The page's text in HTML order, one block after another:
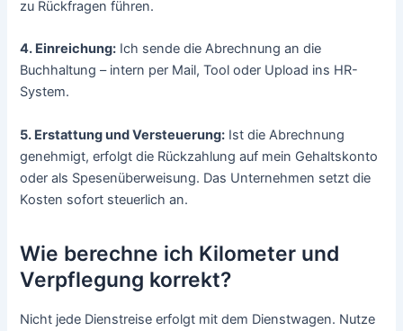
zu Rückfragen führen.
4. Einreichung: Ich sende die Abrechnung an die
Buchhaltung – intern per Mail, Tool oder Upload ins HR-
System.
5. Erstattung und Versteuerung: Ist die Abrechnung
genehmigt, erfolgt die Rückzahlung auf mein Gehaltskonto
oder als Spesenüberweisung. Das Unternehmen setzt die
Kosten sofort steuerlich an.
Wie berechne ich Kilometer und
Verpflegung korrekt?
Nicht jede Dienstreise erfolgt mit dem Dienstwagen. Nutze